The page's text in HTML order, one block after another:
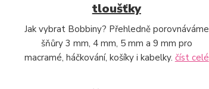
tloušťky
Jak vybrat Bobbiny? Přehledně porovnáváme
šňůry 3 mm, 4 mm, 5 mm a 9 mm pro
macramé, háčkování, košíky i kabelky. číst celé